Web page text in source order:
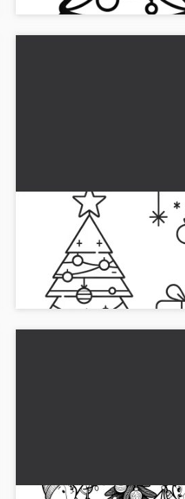
Joulukuusi: helppo värityskuva
Anna luovuutesi virrata vapaasti
värityskuvan parissa. 🎄 Helppo,
lapsille!...